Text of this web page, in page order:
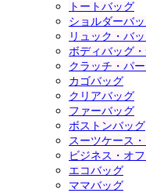
トートバッグ
ショルダーバ
リュック・バ
ボディバッグ
クラッチ・パ
カゴバッグ
クリアバッグ
ファーバッグ
ボストンバッグ
スーツケース
ビジネス・オ
エコバッグ
ママバッグ